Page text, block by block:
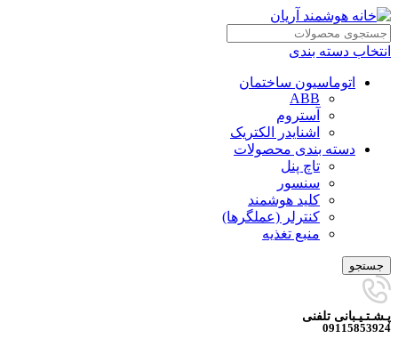
انتخاب دسته بندی
اتوماسیون ساختمان
ABB
آستروم
اشنایدر الکتریک
دسته بندی محصولات
تاچ پنل
سنسور
کلید هوشمند
کنترلر (عملگرها)
منبع تغذیه
جستجو
پـشـتـیـبانی تلفنی
09115853924